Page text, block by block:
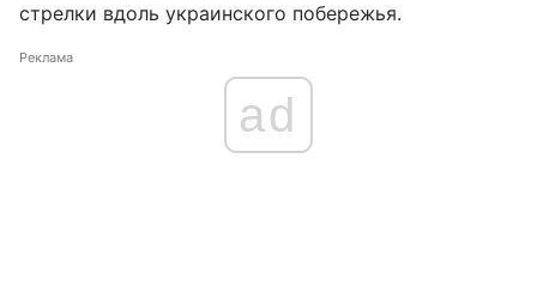
стрелки вдоль украинского побережья.
Реклама
ad